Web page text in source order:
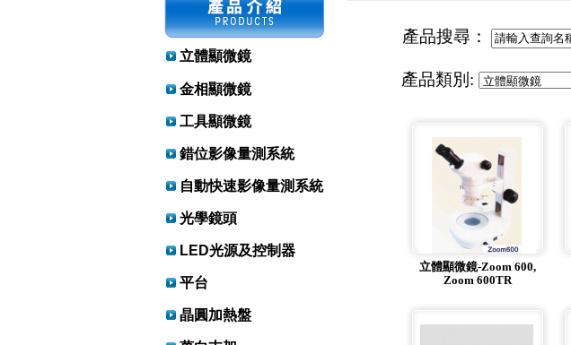
立體顯微鏡
金相顯微鏡
工具顯微鏡
錯位影像量測系統
自動快速影像量測系統
光學鏡頭
LED光源及控制器
平台
晶圓加熱盤
產品搜尋：
產品類別:
立體顯微鏡-Zoom 600,
Zoom 600TR